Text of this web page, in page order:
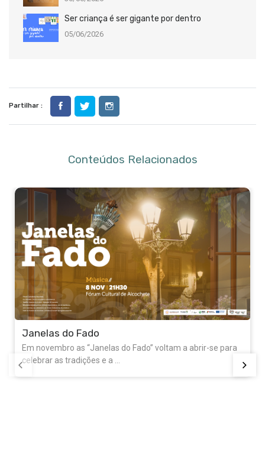
Ser criança é ser gigante por dentro
05/06/2026
Partilhar :
Conteúdos Relacionados